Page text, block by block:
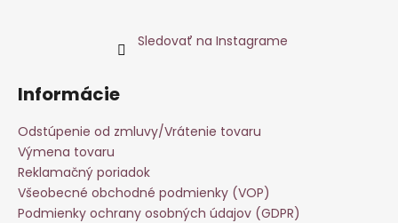
Sledovať na Instagrame
Informácie
Odstúpenie od zmluvy/Vrátenie tovaru
Výmena tovaru
Reklamačný poriadok
Všeobecné obchodné podmienky (VOP)
Podmienky ochrany osobných údajov (GDPR)